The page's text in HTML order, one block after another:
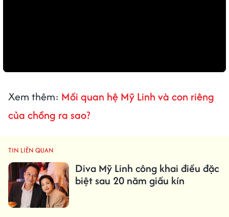
Xem thêm: Mối quan hệ Mỹ Linh và con riêng
của chồng ra sao?
TIN LIÊN QUAN
Diva Mỹ Linh công khai điều đặc
biệt sau 20 năm giấu kín